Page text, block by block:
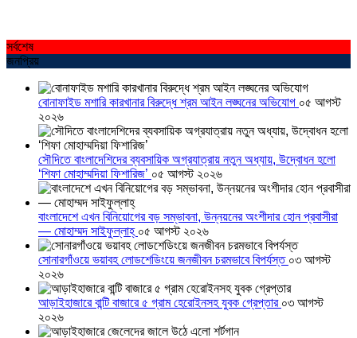
সর্বশেষ
জনপ্রিয়
বোনাফাইড মশারি কারখানার বিরুদ্ধে শ্রম আইন লঙ্ঘনের অভিযোগ ০৫ আগস্ট
২০২৬
সৌদিতে বাংলাদেশিদের ব্যবসায়িক অগ্রযাত্রায় নতুন অধ্যায়, উদ্বোধন হলো
‘শিফা মোহাম্মদিয়া ফিশারিজ’ ০৫ আগস্ট ২০২৬
বাংলাদেশে এখন বিনিয়োগের বড় সম্ভাবনা, উন্নয়নের অংশীদার হোন প্রবাসীরা
— মোহাম্মদ সাইফুল্লাহ্ ০৫ আগস্ট ২০২৬
সোনারগাঁওয়ে ভয়াবহ লোডশেডিংয়ে জনজীবন চরমভাবে বিপর্যস্ত ০৩ আগস্ট
২০২৬
আড়াইহাজারে বান্টি বাজারে ৫ গ্রাম হেরোইনসহ যুবক গ্রেপ্তার ০৩ আগস্ট
২০২৬